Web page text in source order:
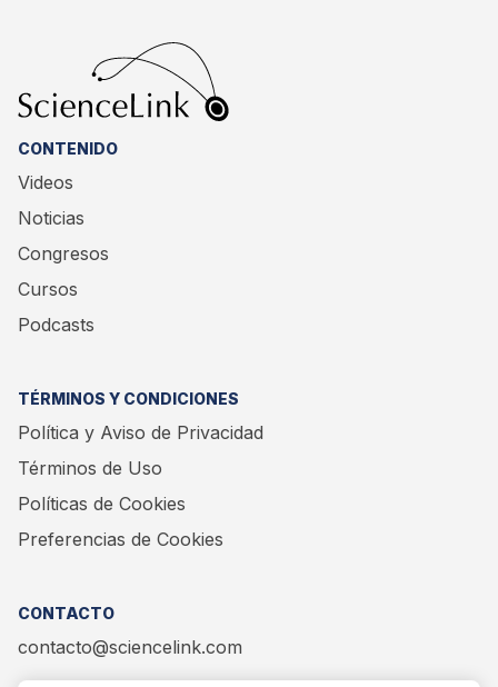
CONTENIDO
Videos
Noticias
Congresos
Cursos
Podcasts
TÉRMINOS Y CONDICIONES
Política y Aviso de Privacidad
Términos de Uso
Políticas de Cookies
Preferencias de Cookies
CONTACTO
contacto@sciencelink.com